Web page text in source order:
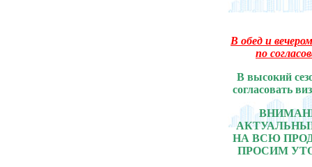
В обед и
по
В высокий
согласовать
НА ВСЮ
ПРОСИМ